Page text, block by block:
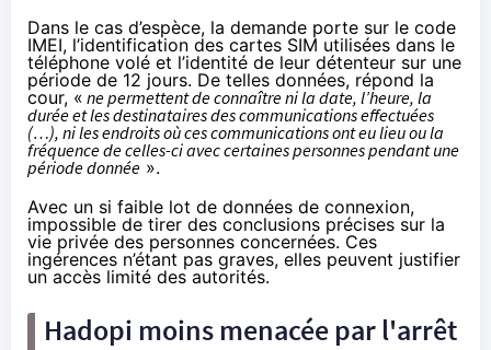
Dans le cas d’espèce, la demande porte sur le code
IMEI, l’identification des cartes SIM utilisées dans le
téléphone volé et l’identité de leur détenteur sur une
période de 12 jours. De telles données, répond la
cour, « ne permettent de connaître ni la date, l’heure, la
durée et les destinataires des communications effectuées
(…), ni les endroits où ces communications ont eu lieu ou la
fréquence de celles-ci avec certaines personnes pendant une
période donnée ».
Avec un si faible lot de données de connexion,
impossible de tirer des conclusions précises sur la
vie privée des personnes concernées. Ces
ingérences n’étant pas graves, elles peuvent justifier
un accès limité des autorités.
Hadopi moins menacée par l'arrêt